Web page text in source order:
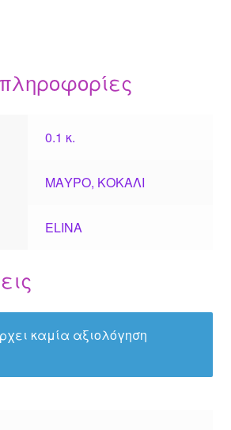
0.1 κ.
ΜΑΥΡΟ, ΚΟΚΑΛΙ
ELINA
καμία αξιολόγηση